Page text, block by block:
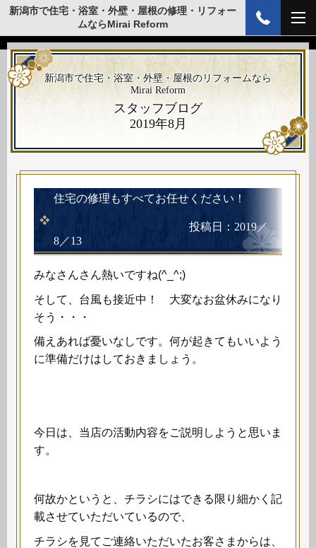
新潟市で住宅・浴室・外壁・屋根の修理・リフォー
ムならMirai Reform
新潟市で住宅・浴室・外壁・屋根のリフォームなら
Mirai Reform
スタッフブログ
2019年8月
住宅の修理もすべてお任せください！
投稿日：2019／
8／13
みなさんさん熱いですね(^_^;)
そして、台風も接近中！ 大変なお盆休みになり
そう・・・
備えあれば憂いなしです。何が起きてもいいよう
に準備だけはしておきましょう。
今日は、当店の活動内容をご説明しようと思いま
す。
何故かというと、チラシにはできる限り細かく記
載させていただいているので、
チラシを見てご連絡いただいたお客さまからは、